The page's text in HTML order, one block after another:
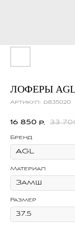
ЛОФЕРЫ AGL
Артикул: d835020
16 850 р. 33
Бренд
Материал
Размер